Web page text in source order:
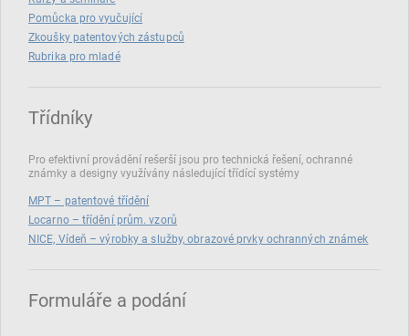
Pomůcka pro vyučující
Zkoušky patentových zástupců
Rubrika pro mladé
Třídníky
Pro efektivní provádění rešerší jsou pro technická řešení, ochranné
známky a designy využívány následující třídící systémy
MPT – patentové třídění
Locarno – třídění prům. vzorů
NICE, Vídeň – výrobky a služby, obrazové prvky ochranných známek
Formuláře a podání